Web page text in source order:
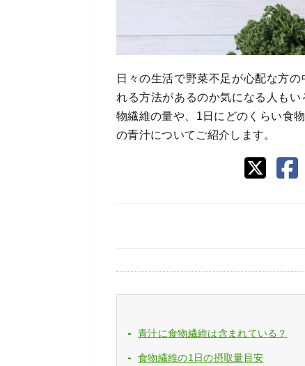
日々の生活で野菜不足が心配な方
れる方法があるのか気になる人も
物繊維の量や、1日にどのくらい食
の青汁についてご紹介します。
青汁に食物繊維は含まれている？
食物繊維の1日の摂取量目安